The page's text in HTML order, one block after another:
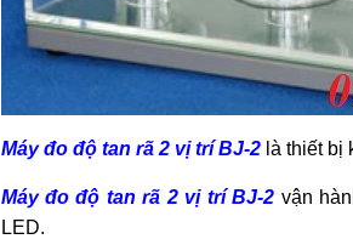
Máy đo độ tan rã 2 vị trí BJ-2là thiết bị
Máy đo độ tan rã 2 vị trí BJ-2 vận
LED.